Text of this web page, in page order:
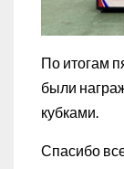
По итогам
были
кубками.
Спасибо